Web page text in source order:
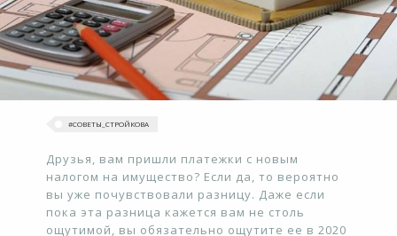
#‎СОВЕТЫ_СТРОЙКОВА
Друзья, вам пришли платежки с новым
налогом на имущество? Если да, то вероятно
вы уже почувствовали разницу. Даже если
пока эта разница кажется вам не столь
ощутимой, вы обязательно ощутите ее в 2020